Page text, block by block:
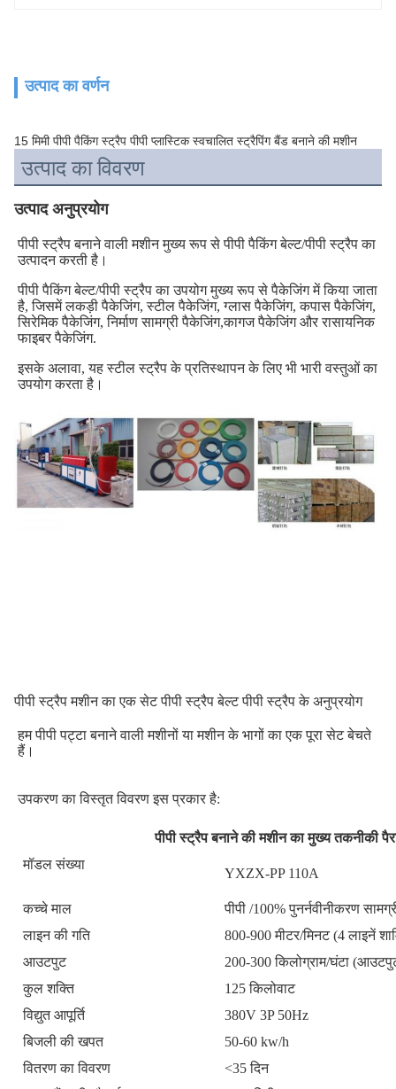
उत्पाद का वर्णन
15 मिमी पीपी पैकिंग स्ट्रैप पीपी प्लास्टिक स्वचालित स्ट्रैपिंग बैंड बनाने की मशीन
उत्पाद का विवरण
उत्पाद अनुप्रयोग
पीपी स्ट्रैप बनाने वाली मशीन मुख्य रूप से पीपी पैकिंग बेल्ट/पीपी स्ट्रैप का
उत्पादन करती है।
पीपी पैकिंग बेल्ट/पीपी स्ट्रैप का उपयोग मुख्य रूप से पैकेजिंग में किया जाता
है, जिसमें लकड़ी पैकेजिंग, स्टील पैकेजिंग, ग्लास पैकेजिंग, कपास पैकेजिंग,
सिरेमिक पैकेजिंग, निर्माण सामग्री पैकेजिंग,कागज पैकेजिंग और रासायनिक
फाइबर पैकेजिंग.
इसके अलावा, यह स्टील स्ट्रैप के प्रतिस्थापन के लिए भी भारी वस्तुओं का
उपयोग करता है।
पीपी स्ट्रैप मशीन का एक सेट पीपी स्ट्रैप बेल्ट पीपी स्ट्रैप के अनुप्रयोग
हम पीपी पट्टा बनाने वाली मशीनों या मशीन के भागों का एक पूरा सेट बेचते
हैं।
उपकरण का विस्तृत विवरण इस प्रकार है:
पीपी स्ट्रैप बनाने की मशीन का मुख्य तकनीकी
मॉडल संख्या
YXZX-PP 110A
कच्चे माल
पीपी /100% पुनर्नवीनीकरण
लाइन की गति
800-900 मीटर/मिनट (4 लाइनें
आउटपुट
200-300 किलोग्राम/घंटा
कुल शक्ति
125 किलोवाट
विद्युत आपूर्ति
380V 3P 50Hz
बिजली की खपत
50-60 kw/h
वितरण का विवरण
<35 दिन